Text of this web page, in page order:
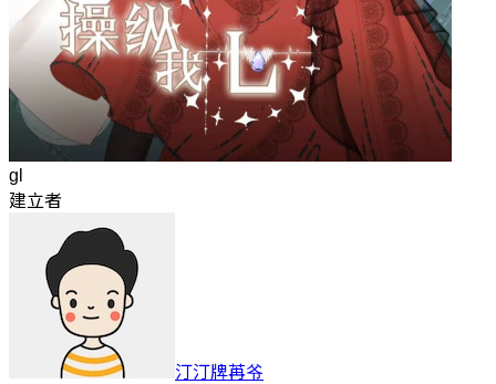
gl
建立者
汀汀牌苒爷